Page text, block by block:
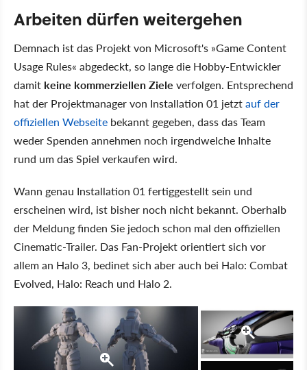
Arbeiten dürfen weitergehen
Demnach ist das Projekt von Microsoft's »Game Content
Usage Rules« abgedeckt, so lange die Hobby-Entwickler
damit keine kommerziellen Ziele verfolgen. Entsprechend
hat der Projektmanager von Installation 01 jetztauf der
offiziellen Webseite bekannt gegeben, dass das Team
weder Spenden annehmen noch irgendwelche Inhalte
rund um das Spiel verkaufen wird.
Wann genau Installation 01 fertiggestellt sein und
erscheinen wird, ist bisher noch nicht bekannt. Oberhalb
der Meldung finden Sie jedoch schon mal den offiziellen
Cinematic-Trailer. Das Fan-Projekt orientiert sich vor
allem an Halo 3, bedinet sich aber auch bei Halo: Combat
Evolved, Halo: Reach und Halo 2.